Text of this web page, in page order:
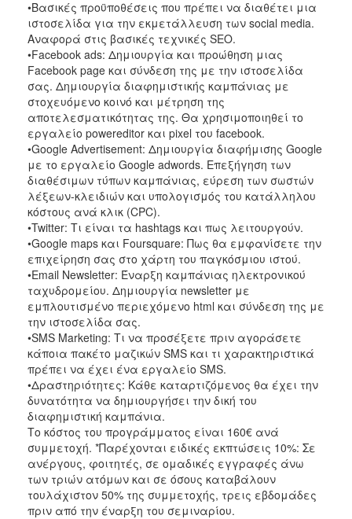
ΔΗΜΟΣ
ΠΟΛΙΤΙΣΜΟΣ
ΑΝΘΕΚΤΙΚΗ
ΠΟΛΗ
•Βασικές προϋποθέσεις που πρέπει να διαθέτει μια
ιστοσελίδα για την εκμετάλλευση των social media.
Αναφορά στις βασικές τεχνικές SEO.
•Facebook ads: Δημιουργία και προώθηση μιας
Facebook page και σύνδεση της με την ιστοσελίδα
σας. Δημιουργία διαφημιστικής καμπάνιας με
στοχευόμενο κοινό και μέτρηση της
αποτελεσματικότητας της. Θα χρησιμοποιηθεί το
εργαλείο powereditor και pixel του facebook.
•Google Advertisement: Δημιουργία διαφήμισης Google
με το εργαλείο Google adwords. Επεξήγηση των
διαθέσιμων τύπων καμπάνιας, εύρεση των σωστών
λέξεων-κλειδιών και υπολογισμός του κατάλληλου
κόστους ανά κλικ (CPC).
•Twitter: Τι είναι τα hashtags και πως λειτουργούν.
•Google maps και Foursquare: Πως θα εμφανίσετε την
επιχείρηση σας στο χάρτη του παγκόσμιου ιστού.
•Email Newsletter: Έναρξη καμπάνιας ηλεκτρονικού
ταχυδρομείου. Δημιουργία newsletter με
εμπλουτισμένο περιεχόμενο html και σύνδεση της με
την ιστοσελίδα σας.
•SMS Marketing: Τι να προσέξετε πριν αγοράσετε
κάποια πακέτο μαζικών SMS και τι χαρακτηριστικά
πρέπει να έχει ένα εργαλείο SMS.
•Δραστηριότητες: Κάθε καταρτιζόμενος θα έχει την
δυνατότητα να δημιουργήσει την δική του
διαφημιστική καμπάνια.
Το κόστος του προγράμματος είναι 160€ ανά
συμμετοχή. *Παρέχονται ειδικές εκπτώσεις 10%: Σε
ανέργους, φοιτητές, σε ομαδικές εγγραφές άνω
των τριών ατόμων και σε όσους καταβάλουν
τουλάχιστον 50% της συμμετοχής, τρεις εβδομάδες
πριν από την έναρξη του σεμιναρίου.